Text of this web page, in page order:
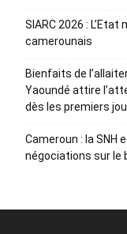
SIARC 2026 :
camerounais
Bienfaits de
Yaoundé attire
dès les premiers
Cameroun : la SNH
négociations sur le